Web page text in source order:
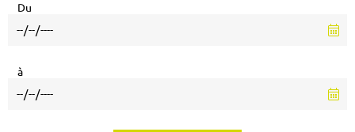
Du
à